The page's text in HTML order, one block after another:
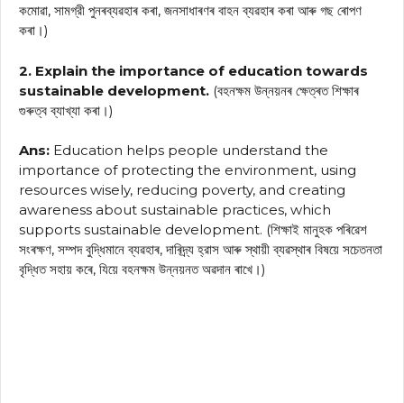
কমোৱা, সামগ্রী পুনৰব্যৱহাৰ কৰা, জনসাধাৰণৰ বাহন ব্যৱহাৰ কৰা আৰু গছ ৰোপণ
কৰা।)
2. Explain the importance of education towards
sustainable development. (বহনক্ষম উন্নয়নৰ ক্ষেত্ৰত শিক্ষাৰ
গুৰুত্ব ব্যাখ্যা কৰা।)
Ans: Education helps people understand the
importance of protecting the environment, using
resources wisely, reducing poverty, and creating
awareness about sustainable practices, which
supports sustainable development. (শিক্ষাই মানুহক পৰিৱেশ
সংৰক্ষণ, সম্পদ বুদ্ধিমানে ব্যৱহাৰ, দাৰিদ্র্য হ্রাস আৰু স্থায়ী ব্যৱস্থাৰ বিষয়ে সচেতনতা
বৃদ্ধিত সহায় কৰে, যিয়ে বহনক্ষম উন্নয়নত অৱদান ৰাখে।)